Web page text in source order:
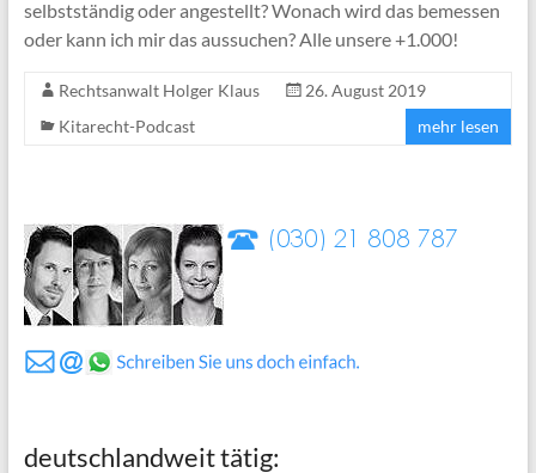
selbstständig oder angestellt? Wonach wird das bemessen
oder kann ich mir das aussuchen? Alle unsere +1.000!
Rechtsanwalt Holger Klaus
26. August 2019
Kitarecht-Podcast
mehr lesen
deutschlandweit tätig: